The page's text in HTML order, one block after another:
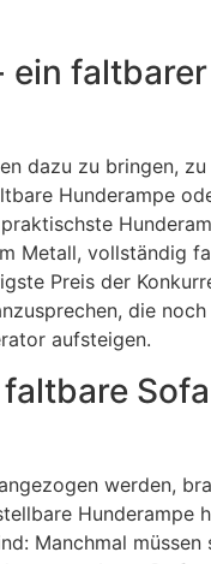
dazu zu bringen,
Hunderampe
Metall, vollständig
Preis der
die
aufsteigen.
werden,
Manchmal